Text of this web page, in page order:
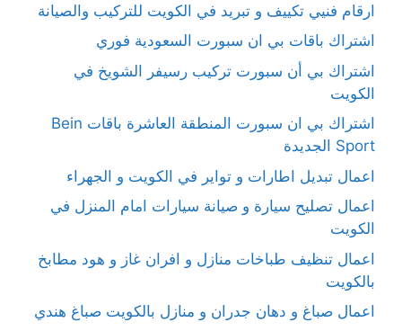
ارقام فنيي تكييف و تبريد في الكويت للتركيب والصيانة
اشتراك باقات بي ان سبورت السعودية فوري
اشتراك بي أن سبورت تركيب رسيفر الشويخ في
الكويت
اشتراك بي ان سبورت المنطقة العاشرة باقات Bein
Sport الجديدة
اعمال تبديل اطارات و تواير في الكويت و الجهراء
اعمال تصليح سيارة و صيانة سيارات امام المنزل في
الكويت
اعمال تنظيف طباخات منازل و افران غاز و هود مطابخ
بالكويت
اعمال صباغ و دهان جدران و منازل بالكويت صباغ هندي